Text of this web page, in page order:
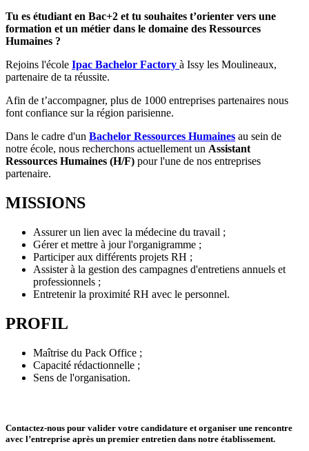
Tu es étudiant en Bac+2 et tu souhaites t’orienter vers une
formation et un métier dans le domaine des Ressources
Humaines ?
Rejoins l'école Ipac Bachelor Factory à Issy les Moulineaux,
partenaire de ta réussite.
Afin de t’accompagner, plus de 1000 entreprises partenaires nous
font confiance sur la région parisienne.
Dans le cadre d'un Bachelor Ressources Humaines au sein de
notre école, nous recherchons actuellement un Assistant
Ressources Humaines (H/F) pour l'une de nos entreprises
partenaire.
MISSIONS
Assurer un lien avec la médecine du travail ;
Gérer et mettre à jour l'organigramme ;
Participer aux différents projets RH ;
Assister à la gestion des campagnes d'entretiens annuels et
professionnels ;
Entretenir la proximité RH avec le personnel.
PROFIL
Maîtrise du Pack Office ;
Capacité rédactionnelle ;
Sens de l'organisation.
Contactez-nous pour valider votre candidature et organiser une rencontre
avec l’entreprise après un premier entretien dans notre établissement.